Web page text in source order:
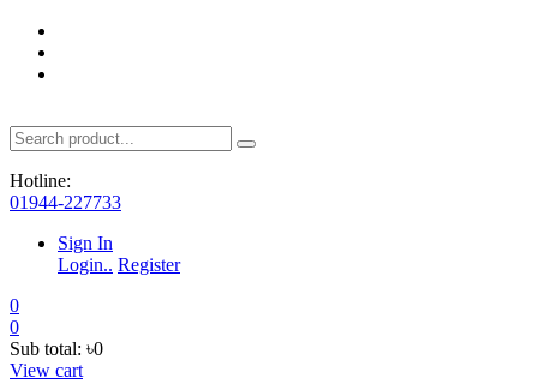
Hotline:
01944-227733
Sign In
Login.. Register
0
0
Sub total: ৳0
View cart